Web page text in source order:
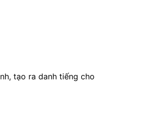
tạo ra danh tiếng cho